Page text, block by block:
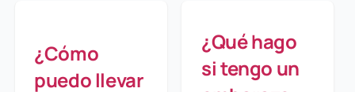
¿Cómo
puedo llevar
¿Qué hago
si tengo un